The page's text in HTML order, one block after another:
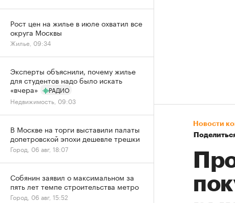
Новости
Рост цен на жилье в июле охватил все
округа Москвы
Жилье, 09:34
Эксперты объяснили, почему жилье
для студентов надо было искать
«вчера»
РАДИО
Недвижимость, 09:03
В Москве на торги выставили палаты
допетровской эпохи дешевле трешки
Город, 06 авг, 18:07
Собянин заявил о максимальном за
пять лет темпе строительства метро
Город, 06 авг, 15:52